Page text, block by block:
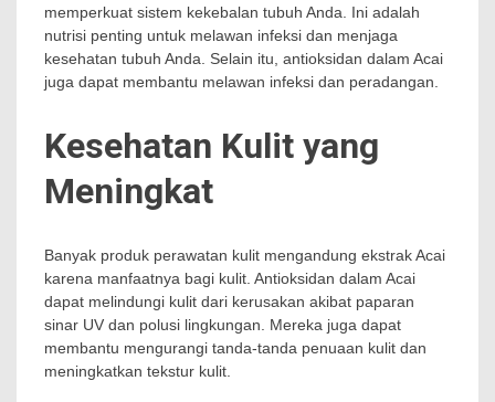
memperkuat sistem kekebalan tubuh Anda. Ini adalah
nutrisi penting untuk melawan infeksi dan menjaga
kesehatan tubuh Anda. Selain itu, antioksidan dalam Acai
juga dapat membantu melawan infeksi dan peradangan.
Kesehatan Kulit yang
Meningkat
Banyak produk perawatan kulit mengandung ekstrak Acai
karena manfaatnya bagi kulit. Antioksidan dalam Acai
dapat melindungi kulit dari kerusakan akibat paparan
sinar UV dan polusi lingkungan. Mereka juga dapat
membantu mengurangi tanda-tanda penuaan kulit dan
meningkatkan tekstur kulit.